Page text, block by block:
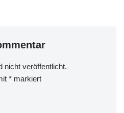
nicht veröffentlicht.
* markiert